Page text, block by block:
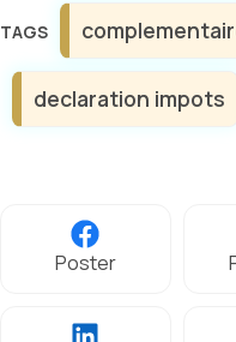
Étiquettes
declaration impots
Poster